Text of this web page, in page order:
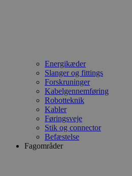
Energikæder
Slanger og fittings
Forskruninger
Kabelgennemføring
Robotteknik
Kabler
Føringsveje
Stik og connector
Befæstelse
Fagområder